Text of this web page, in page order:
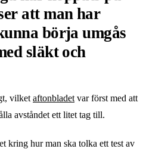
att man har
börja umgås
släkt och
vilket aftonbladet var först med att
avståndet ett litet tag till.
kring hur man ska tolka ett test av